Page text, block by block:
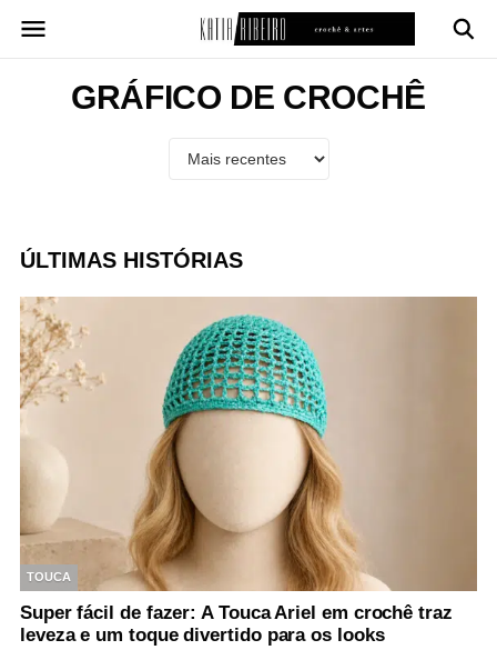
para
GRÁFICO DE CROCHÊ
ÚLTIMAS HISTÓRIAS
TOUCA
Super fácil de fazer: A Touca Ariel em crochê traz
leveza e um toque divertido para os looks